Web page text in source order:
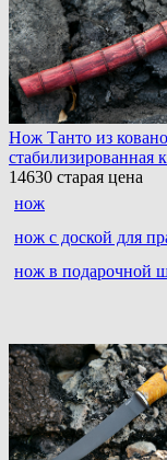
Нож Танто из
стабилизированная
14630 старая цена
нож
нож с доской для
нож в подарочной